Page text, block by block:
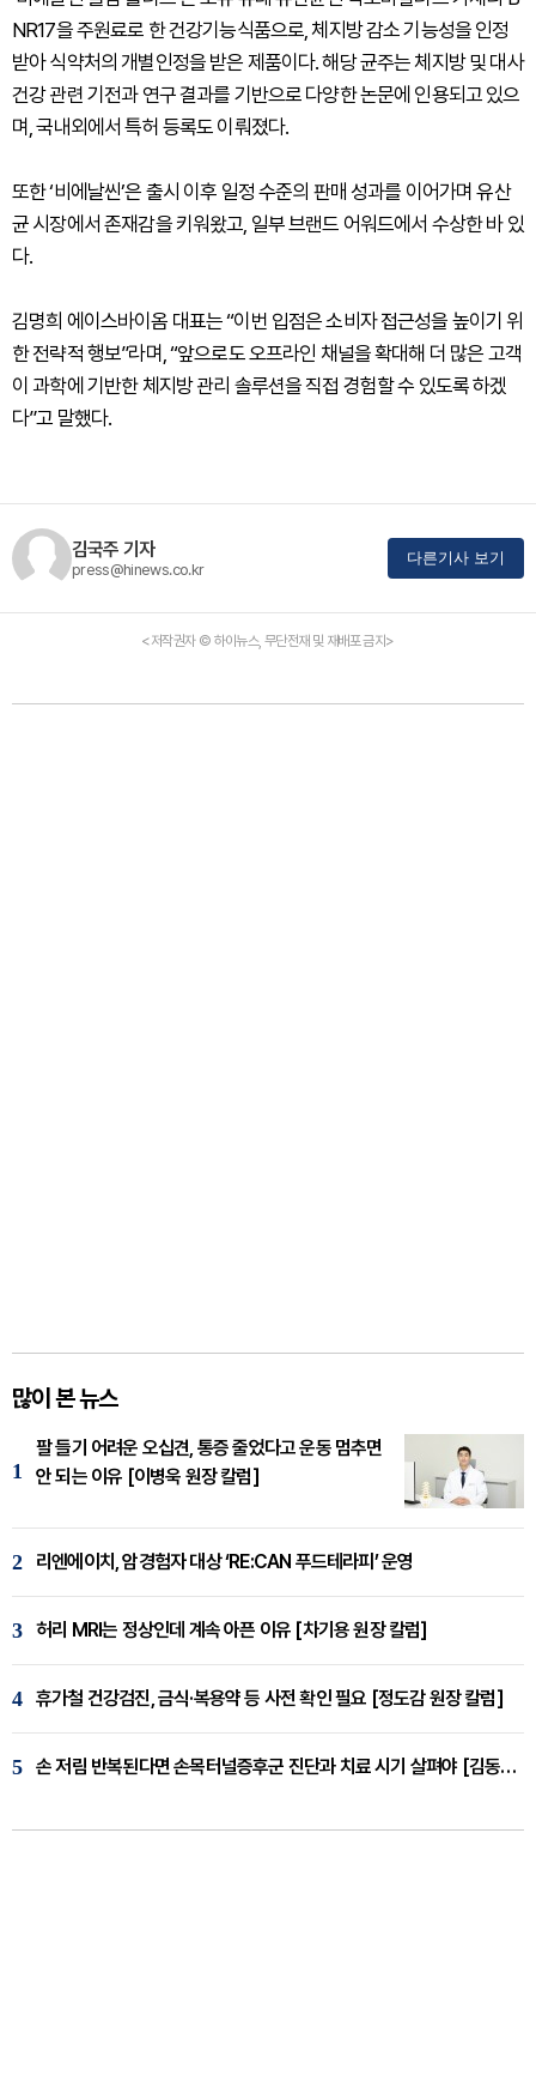
NR17을 주원료로 한 건강기능식품으로, 체지방 감소 기능성을 인정
받아 식약처의 개별인정을 받은 제품이다. 해당 균주는 체지방 및 대사
건강 관련 기전과 연구 결과를 기반으로 다양한 논문에 인용되고 있으
며, 국내외에서 특허 등록도 이뤄졌다.
또한 ‘비에날씬’은 출시 이후 일정 수준의 판매 성과를 이어가며 유산
균 시장에서 존재감을 키워왔고, 일부 브랜드 어워드에서 수상한 바 있
다.
김명희 에이스바이옴 대표는 “이번 입점은 소비자 접근성을 높이기 위
한 전략적 행보”라며, “앞으로도 오프라인 채널을 확대해 더 많은 고객
이 과학에 기반한 체지방 관리 솔루션을 직접 경험할 수 있도록 하겠
다”고 말했다.
김국주 기자
press@hinews.co.kr
다른기사 보기
<저작권자 © 하이뉴스, 무단전재 및 재배포 금지>
많이 본 뉴스
1
팔 들기 어려운 오십견, 통증 줄었다고 운동 멈추면
안 되는 이유 [이병욱 원장 칼럼]
2 리엔에이치, 암경험자 대상 ‘RE:CAN 푸드테라피’ 운영
3 허리 MRI는 정상인데 계속 아픈 이유 [차기용 원장 칼럼]
4 휴가철 건강검진, 금식·복용약 등 사전 확인 필요 [정도감 원장 칼럼]
5 손 저림 반복된다면 손목터널증후군 진단과 치료 시기 살펴야 [김동현 원장 칼럼]